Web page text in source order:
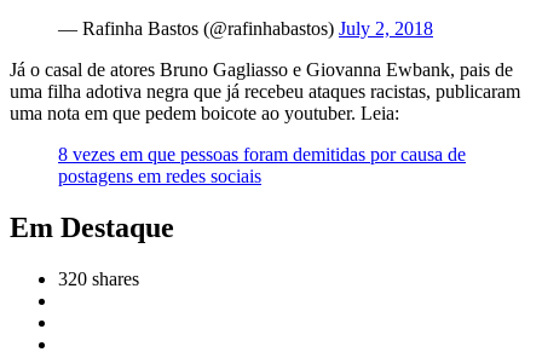
— Rafinha Bastos (@rafinhabastos) July 2, 2018
Já o casal de atores Bruno Gagliasso e Giovanna Ewbank, pais de
uma filha adotiva negra que já recebeu ataques racistas, publicaram
uma nota em que pedem boicote ao youtuber. Leia:
8 vezes em que pessoas foram demitidas por causa de
postagens em redes sociais
Em Destaque
320 shares